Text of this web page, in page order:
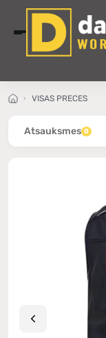
VISAS PRECES
Atsauksmes 0